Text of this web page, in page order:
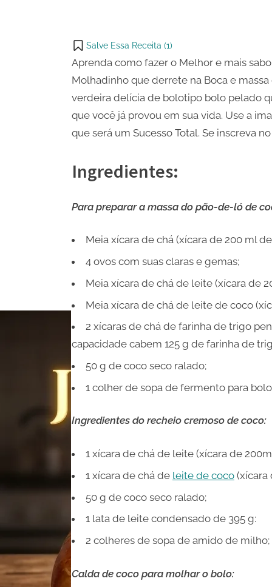
X
Salve Essa Receita (1)
Aprenda como fazer o Melhor e mais
Molhadinho que derrete na Boca e
verdeira delícia de bolotipo bolo pelado
que você já provou em sua vida. Use a
que será um Sucesso Total. Se inscreva
Ingredientes:
Para preparar a massa do pão-de-ló de
Meia xícara de chá (xícara de 200 ml
4 ovos com suas claras e gemas;
Meia xícara de chá de leite (xícara de
Meia xícara de chá de leite de coco
2 xícaras de chá de farinha de trigo
capacidade cabem 125 g de farinha de
50 g de coco seco ralado;
1 colher de sopa de fermento para
Ingredientes do recheio cremoso de coco:
1 xícara de chá de leite (xícara de
1 xícara de chá de leite de coco (xícara
50 g de coco seco ralado;
1 lata de leite condensado de 395 g:
2 colheres de sopa de amido de milho;
Calda de coco para molhar o bolo: